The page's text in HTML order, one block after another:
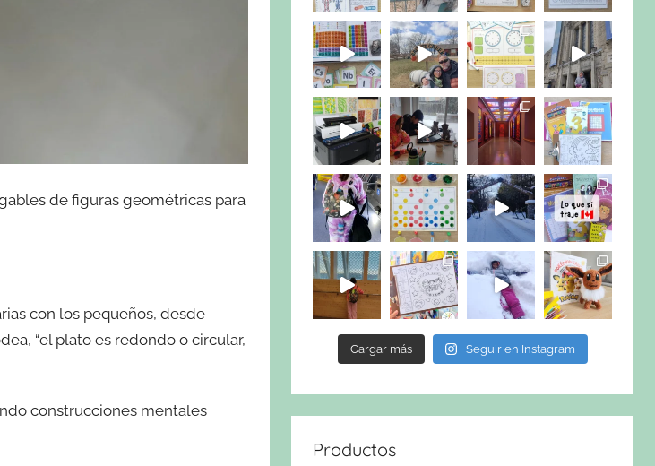
de figuras geométricas para
con los pequeños, desde
“el plato es redondo o circular,
construcciones mentales
Cargar más Seguir en Instagram
Productos